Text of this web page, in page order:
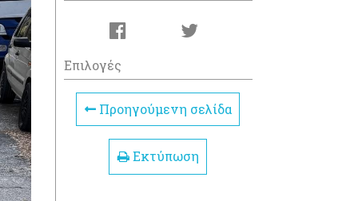
Επιλογές
Προηγούμενη σελίδα
Εκτύπωση